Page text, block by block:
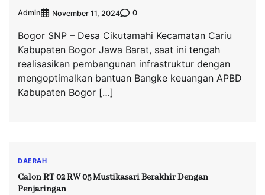
Admin November 11, 2024 0
Bogor SNP – Desa Cikutamahi Kecamatan Cariu
Kabupaten Bogor Jawa Barat, saat ini tengah
realisasikan pembangunan infrastruktur dengan
mengoptimalkan bantuan Bangke keuangan APBD
Kabupaten Bogor […]
DAERAH
Calon RT 02 RW 05 Mustikasari Berakhir Dengan
Penjaringan